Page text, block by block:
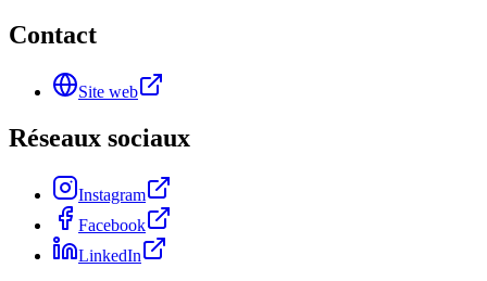
Contact
Site web
Réseaux sociaux
Instagram
Facebook
LinkedIn